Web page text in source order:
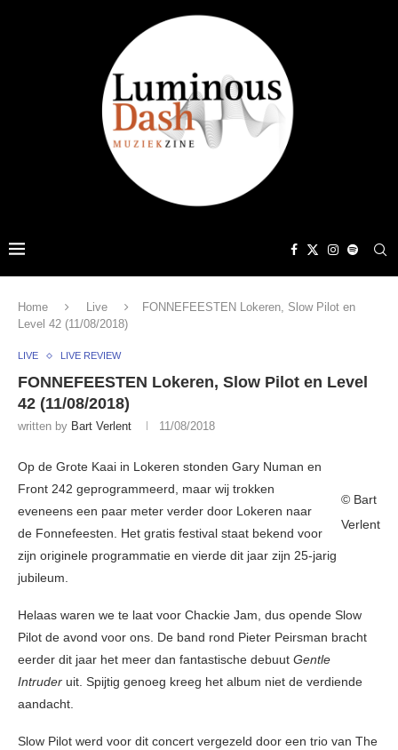
Home Live
FONNEFEESTEN Lokeren, Slow Pilot en
Level 42 (11/08/2018)
LIVE LIVE REVIEW
FONNEFEESTEN Lokeren, Slow Pilot en Level
42 (11/08/2018)
written by Bart Verlent 11/08/2018
© Bart
Verlent
Op de Grote Kaai in Lokeren stonden Gary Numan en
Front 242 geprogrammeerd, maar wij trokken
eveneens een paar meter verder door Lokeren naar
de Fonnefeesten. Het gratis festival staat bekend voor
zijn originele programmatie en vierde dit jaar zijn 25-jarig
jubileum.
Helaas waren we te laat voor Chackie Jam, dus opende Slow
Pilot de avond voor ons. De band rond Pieter Peirsman bracht
eerder dit jaar het meer dan fantastische debuut Gentle
Intruder uit. Spijtig genoeg kreeg het album niet de verdiende
aandacht.
Slow Pilot werd voor dit concert vergezeld door een trio van The